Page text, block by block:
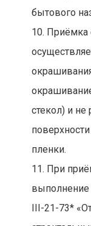
бытового
10. Приёмка
стекол) и не
пленки.
11. При
III-21-73*